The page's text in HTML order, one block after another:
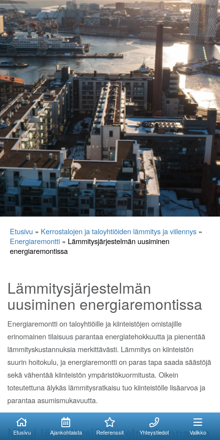
Etusivu Ajankohtaista Referenssit Yhteystiedot Valikko
Etusivu » Kerrostalojen ja taloyhtiöiden lämmitys ja viilennys »
Energiaremontti » Lämmitysjärjestelmän uusiminen
energiaremontissa
Lämmitysjärjestelmän
uusiminen energiaremontissa
Energiaremontti on taloyhtiöille ja kiinteistöjen omistajille
erinomainen tilaisuus parantaa energiatehokkuutta ja pienentää
lämmityskustannuksia merkittävästi. Lämmitys on kiinteistön
suurin hoitokulu, ja energiaremontti on paras tapa saada säästöjä
sekä vähentää kiinteistön ympäristökuormitusta. Oikein
toteutettuna älykäs lämmitysratkaisu tuo kiinteistölle lisäarvoa ja
parantaa asumismukavuutta.
Miksi lämmitysjärjestelmä kannattaa